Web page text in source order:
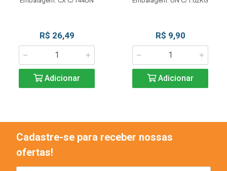
R$ 26,49
Adicionar
R$ 9,90
Adicionar
Cadastre-se para receber nossas
ofertas!